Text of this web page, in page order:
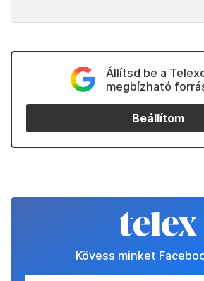
Állítsd be a
megbízható
Beállítom
Kövess minket